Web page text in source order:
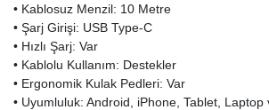
• Kablosuz Menzil: 10 Metre
• Şarj Girişi: USB Type-C
• Hızlı Şarj: Var
• Kablolu Kullanım: Destekler
• Ergonomik Kulak Pedleri: Var
• Uyumluluk: Android, iPhone, Tablet,